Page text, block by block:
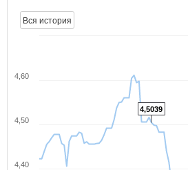
Вся история
4,5039
4,40
4,50
4,60